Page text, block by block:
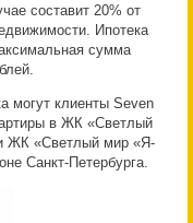
составит 20% от
Ипотека
сумма
могут клиенты Seven
в ЖК «Светлый
ЖК «Светлый мир «Я-
Санкт-Петербурга.